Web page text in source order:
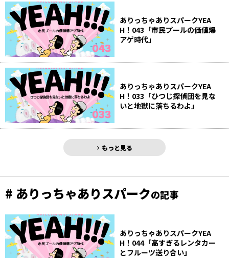
ありっちゃありスパークYEA
H！043「市民プールの価値爆
アゲ時代」
ありっちゃありスパークYEA
H！033「ひつじ探偵団を見な
いと地獄に落ちるわよ」
もっと見る
# ありっちゃありスパークの記事
ありっちゃありスパークYEA
H！044「高すぎるレンタカー
とフルーツ送り合い」